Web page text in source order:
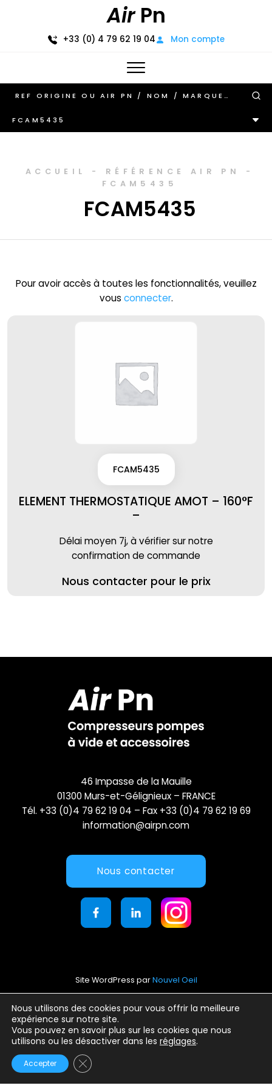
AirPn
+33 (0) 4 79 62 19 04 Mon compte
FCAM5435
ACCUEIL - RÉFÉRENCE AIR PN
-
FCAM5435
FCAM5435
Pour avoir accès à toutes les fonctionnalités, veuillez
vous connecter.
FCAM5435
ELEMENT THERMOSTATIQUE AMOT – 160°F
–
Délai moyen 7j, à vérifier sur notre
confirmation de commande
Nous contacter pour le prix
Nous utilisons des cookies pour vous offrir la meilleure
expérience sur notre site.
Vous pouvez en savoir plus sur les cookies que nous
utilisons ou les désactiver dans les réglages.
Accepter Fermer la bannière des cookies GDPR
46 Impasse de la Mauille
01300 Murs-et-Gélignieux – FRANCE
Tél. +33 (0)4 79 62 19 04 – Fax +33 (0)4 79 62 19 69
information@airpn.com
Nous contacter
Site WordPress parNouvel Oeil
Mentions légales
Conditions générales d’utilisation
Politique de confidentialité